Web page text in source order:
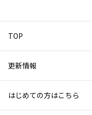
TOP
更新情報
はじめての方はこちら